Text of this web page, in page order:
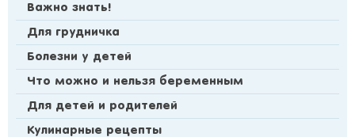
Важно знать!
Для грудничка
Болезни у детей
Что можно и нельзя беременным
Для детей и родителей
Кулинарные рецепты